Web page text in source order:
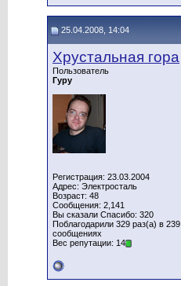
25.04.2008, 14:04
Хрустальная гора
Пользователь
Гуру
Регистрация: 23.03.2004
Адрес: Электросталь
Возраст: 48
Сообщения: 2,141
Вы сказали Спасибо: 320
Поблагодарили 329 раз(а) в 239
сообщениях
Вес репутации: 14